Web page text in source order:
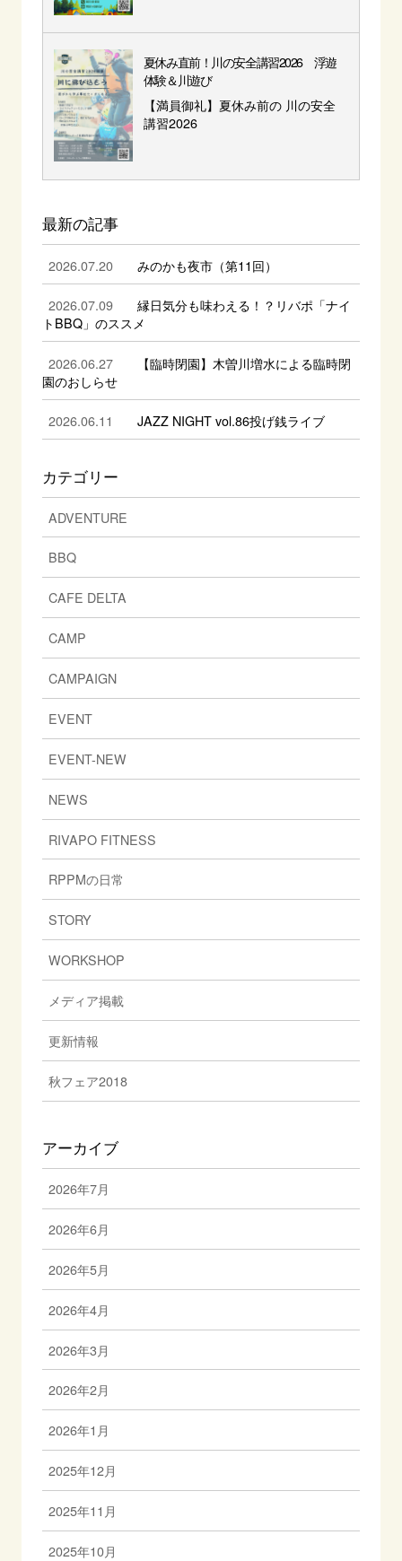
夏休み直前！川の安全講習2026 浮遊
体験＆川遊び
【満員御礼】夏休み前の 川の安全
講習2026
最新の記事
2026.07.20 みのかも夜市（第11回）
2026.07.09
縁日気分も味わえる！？リバポ「ナイ
トBBQ」のススメ
2026.06.27
【臨時閉園】木曽川増水による臨時閉
園のおしらせ
2026.06.11 JAZZ NIGHT vol.86投げ銭ライブ
カテゴリー
ADVENTURE
BBQ
CAFE DELTA
CAMP
CAMPAIGN
EVENT
EVENT-NEW
NEWS
RIVAPO FITNESS
RPPMの日常
STORY
WORKSHOP
メディア掲載
更新情報
秋フェア2018
アーカイブ
2026年7月
2026年6月
2026年5月
2026年4月
2026年3月
2026年2月
2026年1月
2025年12月
2025年11月
2025年10月